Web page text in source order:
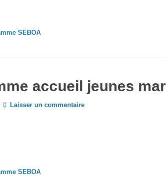
SEBOA
accueil jeunes
Laisser un commentaire
SEBOA